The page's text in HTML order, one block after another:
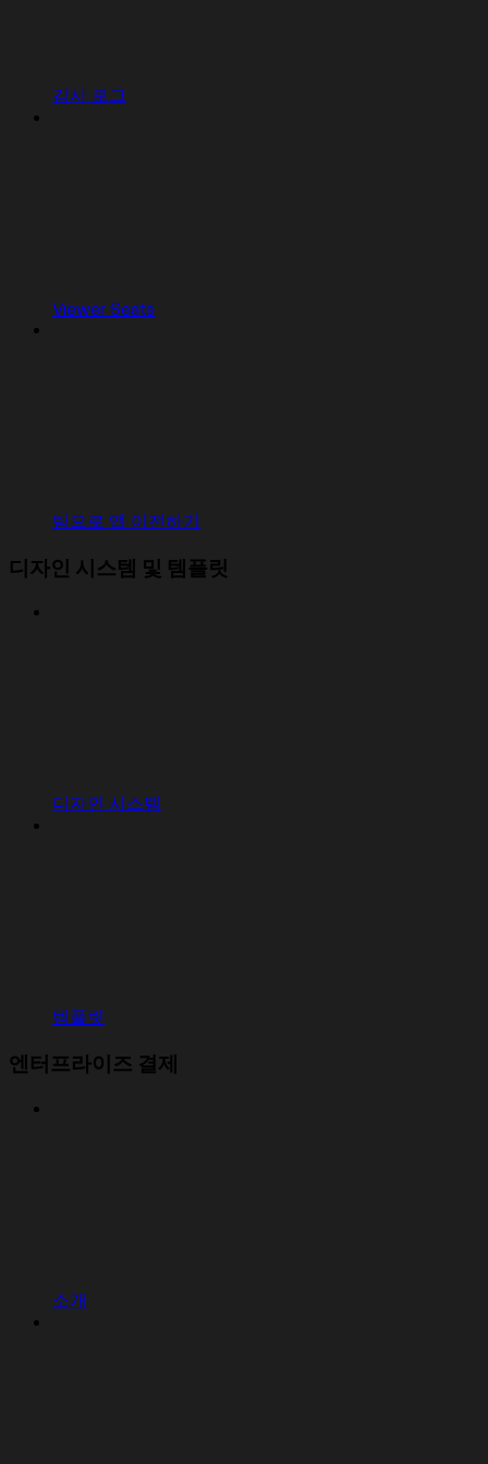
감사 로그
Viewer Seats
팀으로 앱 이전하기
디자인 시스템 및 템플릿
디자인 시스템
템플릿
엔터프라이즈 결제
소개